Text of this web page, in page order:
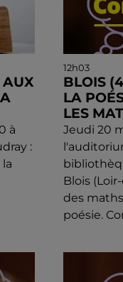
AUX
à
:
12h03
BLOIS
LA
LES
Jeudi 20
Blois
des
poésie.